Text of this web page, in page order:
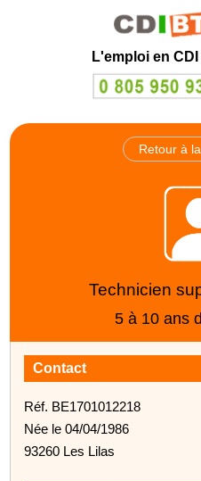
L'emploi en
Retour à
Technicien
5 à 10 ans
Contact
Réf. BE1701012218
Née le 04/04/1986
93260 Les Lilas